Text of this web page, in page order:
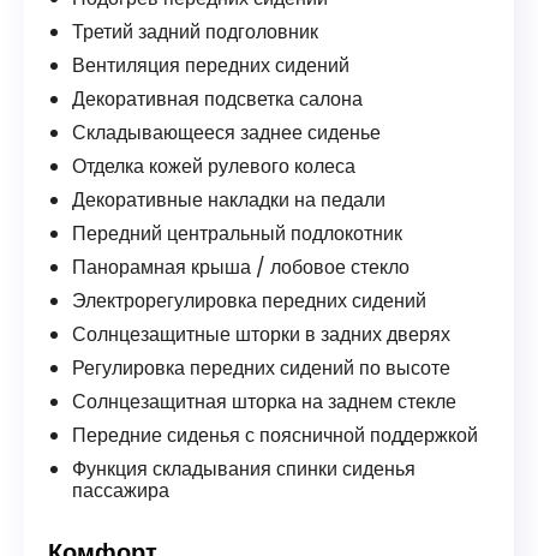
Третий задний подголовник
Вентиляция передних сидений
Декоративная подсветка салона
Складывающееся заднее сиденье
Отделка кожей рулевого колеса
Декоративные накладки на педали
Передний центральный подлокотник
Панорамная крыша / лобовое стекло
Электрорегулировка передних сидений
Солнцезащитные шторки в задних дверях
Регулировка передних сидений по высоте
Солнцезащитная шторка на заднем стекле
Передние сиденья с поясничной поддержкой
Функция складывания спинки сиденья
пассажира